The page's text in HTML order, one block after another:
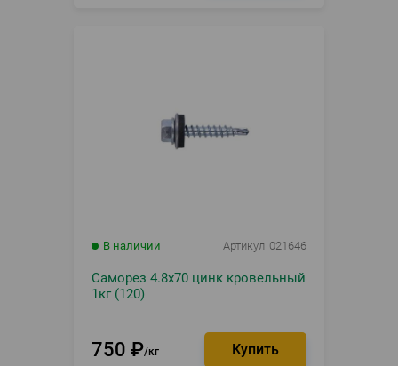
В наличии Артикул 021646
Саморез 4.8х70 цинк кровельный
1кг (120)
750 ₽ кг